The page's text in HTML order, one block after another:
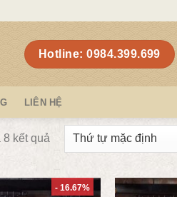
Hotline: 0984.399.699
LIÊN HỆ
8 kết quả
- 16.67%